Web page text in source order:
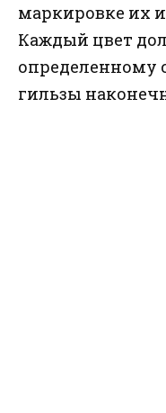
маркировке их
Каждый цвет
определенному
гильзы